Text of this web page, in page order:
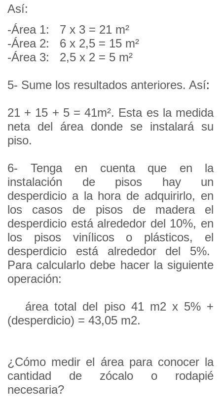
Así:
-Área 1: 7 x 3 = 21 m²
-Área 2: 6 x 2,5 = 15 m²
-Área 3: 2,5 x 2 = 5 m²
5- Sume los resultados anteriores. Así:
21 + 15 + 5 =41m². Esta es la medida
neta del área donde se instalará su
piso.
6- Tenga en cuenta que en la
instalación de pisos hay un
desperdicio a la hora de adquirirlo, en
los casos de pisos de madera el
desperdicio está alrededor del 10%, en
los pisos vinílicos o plásticos, el
desperdicio está alrededor del 5%.
Para calcularlo debe hacer la siguiente
operación:
área total del piso 41 m2 x 5% +
(desperdicio) = 43,05 m2.
¿Cómo medir el área para conocer la
cantidad de zócalo o rodapié
necesaria?